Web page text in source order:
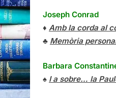
Joseph Conrad
♦ Amb la corda al
♣ Memòria
Barbara
♠ I a sobre… la